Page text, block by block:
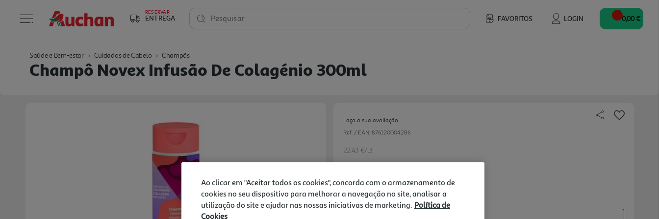
RESERVAR
ENTREGA FAVORITOS LOGIN
Pesquisar 0,00 €
Saúde e Bem-estar Cuidados de Cabelo Champôs
Champô Novex Infusão De Colagénio 300ml
Faça a sua avaliação
Ref. / EAN: 876120004286
22.43 €/Lt
6,73 €
Ao clicar em "Aceitar todos os cookies", concorda com o armazenamento de
cookies no seu dispositivo para melhorar a navegação no site, analisar a
utilização do site e ajudar nas nossas iniciativas de marketing. Política de
Cookies